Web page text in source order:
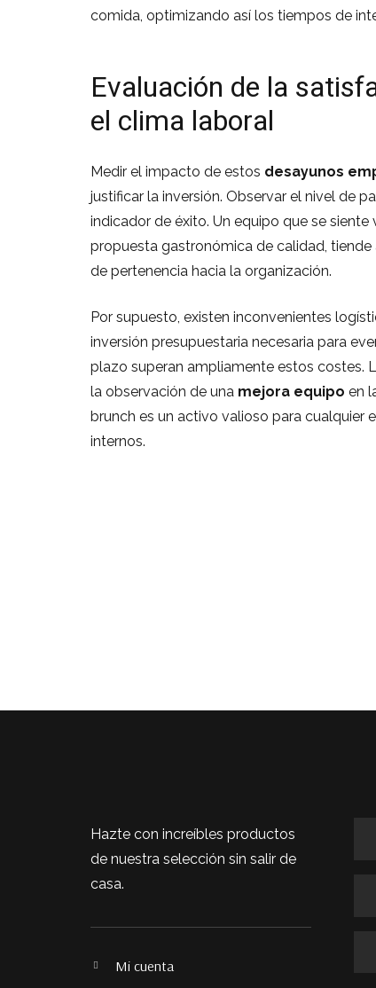
comida, optimizando así los tiempos de
Evaluación de la
el clima laboral
Medir el impacto de estos desayunos
justificar la inversión. Observar el nivel de
indicador de éxito. Un equipo que se
propuesta gastronómica de calidad,
de pertenencia hacia la organización.
Por supuesto, existen inconvenientes
inversión presupuestaria necesaria para
plazo superan ampliamente estos costes.
la observación de una mejora equipo en
brunch es un activo valioso para cualquier
internos.
Hazte con increíbles productos
de nuestra selección sin salir de
casa.
Mi cuenta